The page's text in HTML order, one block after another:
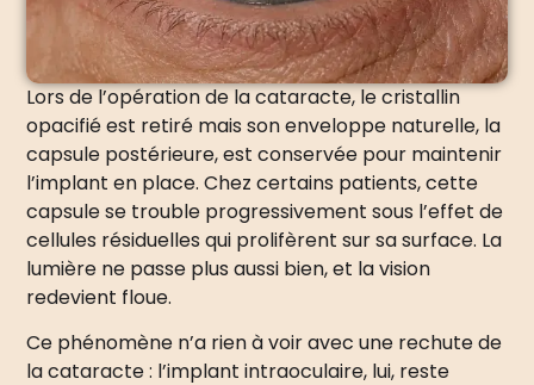
Lors de l’opération de la cataracte, le cristallin
opacifié est retiré mais son enveloppe naturelle, la
capsule postérieure, est conservée pour maintenir
l’implant en place. Chez certains patients, cette
capsule se trouble progressivement sous l’effet de
cellules résiduelles qui prolifèrent sur sa surface. La
lumière ne passe plus aussi bien, et la vision
redevient floue.
Ce phénomène n’a rien à voir avec une rechute de
la cataracte : l’implant intraoculaire, lui, reste